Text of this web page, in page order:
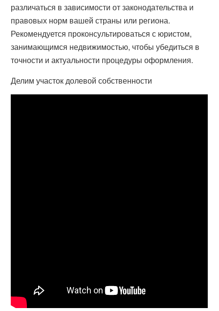
различаться в зависимости от законодательства и
правовых норм вашей страны или региона.
Рекомендуется проконсультироваться с юристом,
занимающимся недвижимостью, чтобы убедиться в
точности и актуальности процедуры оформления.
Делим участок долевой собственности